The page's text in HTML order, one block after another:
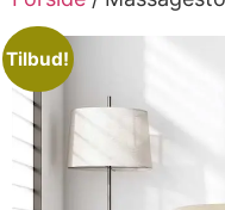
Tilbud!